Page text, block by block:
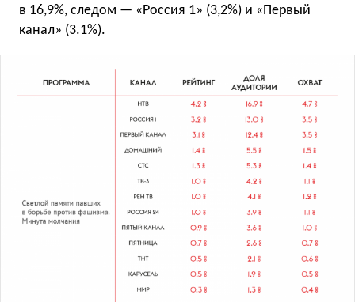
в 16,9%, следом — «Россия 1» (3,2%) и «Первый
канал» (3.1%).